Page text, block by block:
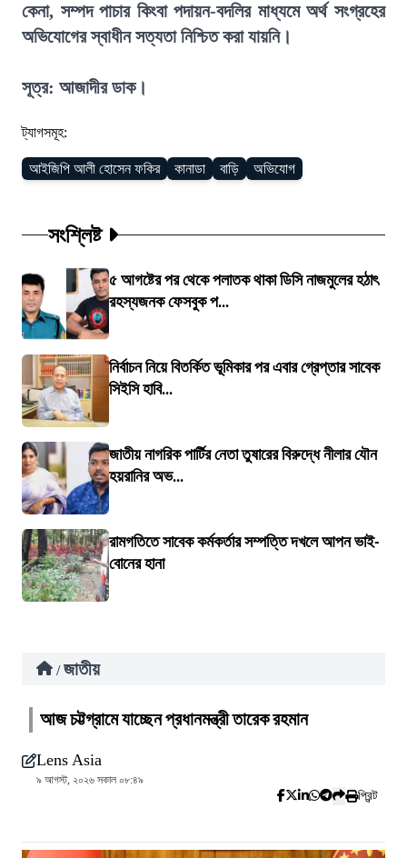
কেনা, সম্পদ পাচার কিংবা পদায়ন-বদলির মাধ্যমে অর্থ সংগ্রহের
অভিযোগের স্বাধীন সত্যতা নিশ্চিত করা যায়নি।
সূত্র: আজাদীর ডাক।
ট্যাগসমূহ:
আইজিপি আলী হোসেন ফকির কানাডা বাড়ি অভিযোগ
সংশ্লিষ্ট
৫ আগষ্টের পর থেকে পলাতক থাকা ডিসি নাজমুলের হঠাৎ
রহস্যজনক ফেসবুক প...
নির্বাচন নিয়ে বিতর্কিত ভূমিকার পর এবার গ্রেপ্তার সাবেক
সিইসি হাবি...
জাতীয় নাগরিক পার্টির নেতা তুষারের বিরুদ্ধে নীলার যৌন
হয়রানির অভ...
রামগতিতে সাবেক কর্মকর্তার সম্পত্তি দখলে আপন ভাই-
বোনের হানা
/ জাতীয়
আজ চট্টগ্রামে যাচ্ছেন প্রধানমন্ত্রী তারেক রহমান
Lens Asia
৯ আগস্ট, ২০২৬ সকাল ০৮:৪৯
প্রিন্ট